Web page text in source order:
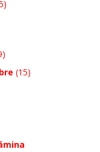
(15)